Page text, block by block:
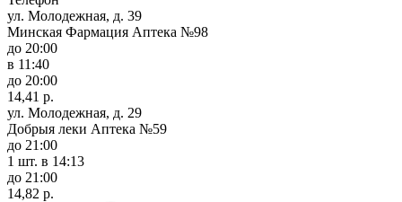
ул. Молодежная, д. 39
Минская Фармация Аптека №98
до 20:00
в 11:40
до 20:00
14,41 р.
ул. Молодежная, д. 29
Добрыя леки Аптека №59
до 21:00
1 шт. в 14:13
до 21:00
14,82 р.